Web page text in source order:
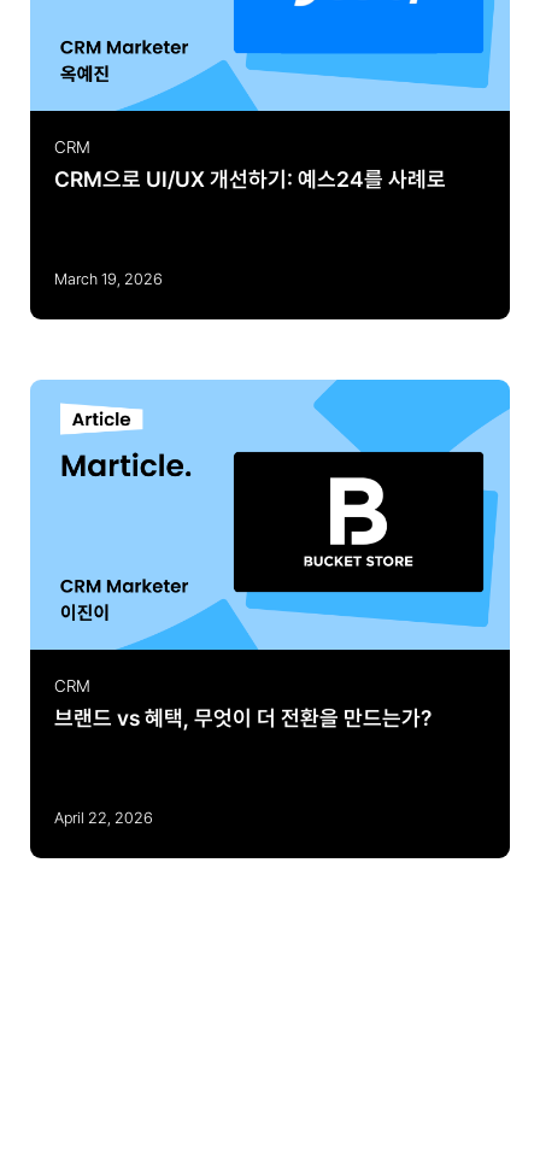
CRM
CRM으로 UI/UX 개선하기: 예스24를 사례로
March 19, 2026
CRM
브랜드 vs 혜택, 무엇이 더 전환을 만드는가?
April 22, 2026